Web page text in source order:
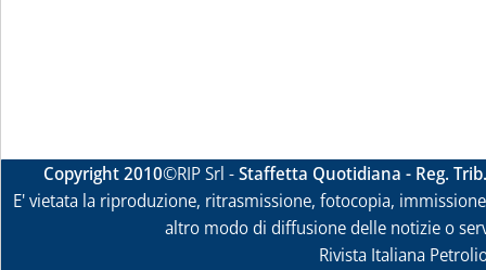
Copyright 2010©RIP Srl -Staffetta Quotidiana - Reg.
E' vietata la riproduzione, ritrasmissione, fotocopia,
altro modo di diffusione delle notizie o
Rivista Italiana